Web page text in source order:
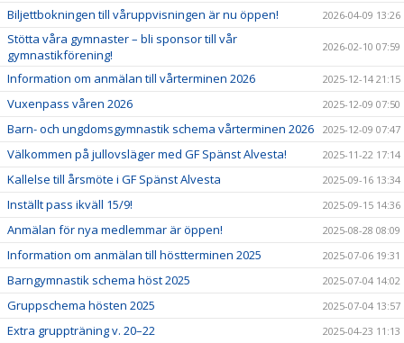
Biljettbokningen till våruppvisningen är nu öppen! 2026-04-09 13:26
Stötta våra gymnaster – bli sponsor till vår
gymnastikförening!
2026-02-10 07:59
Information om anmälan till vårterminen 2026 2025-12-14 21:15
Vuxenpass våren 2026 2025-12-09 07:50
Barn- och ungdomsgymnastik schema vårterminen 2026 2025-12-09 07:47
Välkommen på jullovsläger med GF Spänst Alvesta! 2025-11-22 17:14
Kallelse till årsmöte i GF Spänst Alvesta 2025-09-16 13:34
Inställt pass ikväll 15/9! 2025-09-15 14:36
Anmälan för nya medlemmar är öppen! 2025-08-28 08:09
Information om anmälan till höstterminen 2025 2025-07-06 19:31
Barngymnastik schema höst 2025 2025-07-04 14:02
Gruppschema hösten 2025 2025-07-04 13:57
Extra gruppträning v. 20–22 2025-04-23 11:13